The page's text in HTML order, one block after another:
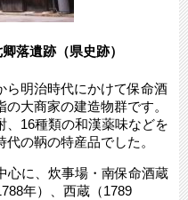
落遺跡（県史跡）
明治時代にかけて保命酒
大商家の建造物群です。
、16種類の和漢薬味などを
の鞆の特産品でした。
に、炊事場・南保命酒蔵
年）、西蔵（1789